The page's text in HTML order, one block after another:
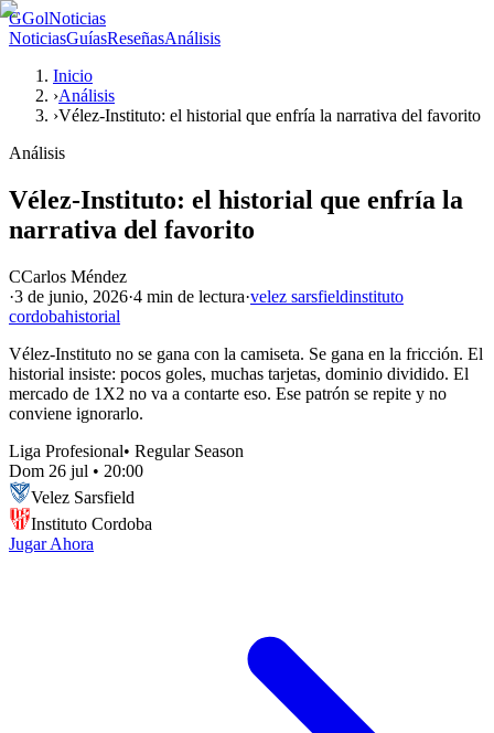
GGolNoticias
NoticiasGuíasReseñasAnálisis
Inicio
›Análisis
›Vélez-Instituto: el historial que enfría la narrativa del favorito
Análisis
Vélez-Instituto: el historial que enfría la
narrativa del favorito
CCarlos Méndez
·3 de junio, 2026·4 min de lectura·velez sarsfieldinstituto
cordobahistorial
Vélez-Instituto no se gana con la camiseta. Se gana en la fricción. El
historial insiste: pocos goles, muchas tarjetas, dominio dividido. El
mercado de 1X2 no va a contarte eso. Ese patrón se repite y no
conviene ignorarlo.
Liga Profesional• Regular Season
Dom 26 jul • 20:00
Velez Sarsfield
Instituto Cordoba
Jugar Ahora